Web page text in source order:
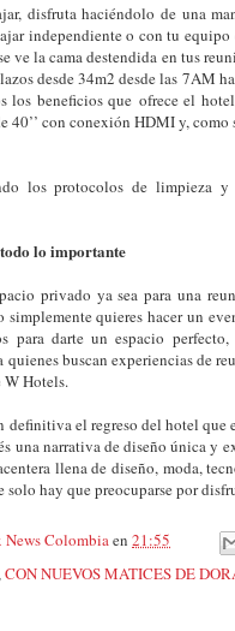
disfruta haciéndolo de una
independiente o con tu
ve la cama destendida en tus
desde 34m2 desde las 7AM
los beneficios que ofrece el
40’’ con conexión HDMI y,
los protocolos de limpieza
lo importante
privado ya sea para una
quieres hacer un
para darte un espacio
quienes buscan experiencias de
Hotels.
definitiva el regreso del hotel
una narrativa de diseño única y
llena de diseño, moda,
solo hay que preocuparse por
Colombiaen 21:55
CON NUEVOS MATICES DE